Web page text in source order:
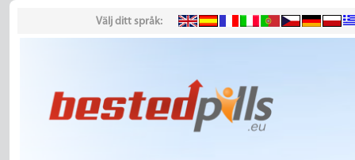
Välj ditt språk: